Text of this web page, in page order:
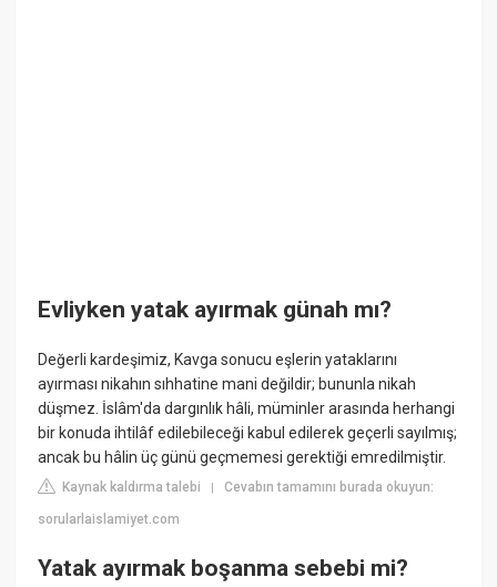
Evliyken yatak ayırmak günah mı?
Değerli kardeşimiz, Kavga sonucu eşlerin yataklarını
ayırması nikahın sıhhatine mani değildir; bununla nikah
düşmez. İslâm'da dargınlık hâli, müminler arasında herhangi
bir konuda ihtilâf edilebileceği kabul edilerek geçerli sayılmış;
ancak bu hâlin üç günü geçmemesi gerektiği emredilmiştir.
Kaynak kaldırma talebi |Cevabın tamamını burada okuyun:
sorularlaislamiyet.com
Yatak ayırmak boşanma sebebi mi?